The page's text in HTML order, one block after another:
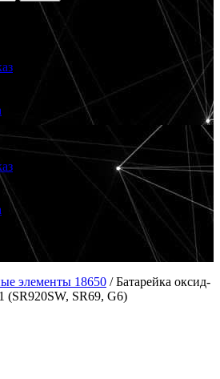
элементы 18650 /Батарейка оксид-
(SR920SW, SR69, G6)